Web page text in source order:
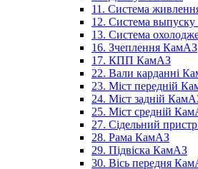
11. Система
12. Система выпуску
13. Система
16. Зчеплення КамАЗ
17. КПП КамАЗ
22. Вали карданні
23. Міст передній
24. Міст задній
25. Міст средній
27. Сідельний
28. Рама КамАЗ
29. Підвіска КамАЗ
30. Вісь передня